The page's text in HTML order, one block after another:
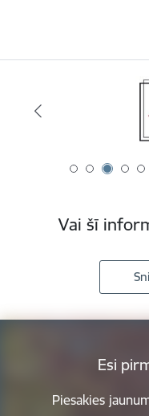
Vai šī
Esi
Piesakies